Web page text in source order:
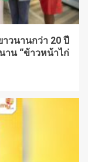
าวนานกว่า 20 ปี
าน “ข้าวหน้าไก่